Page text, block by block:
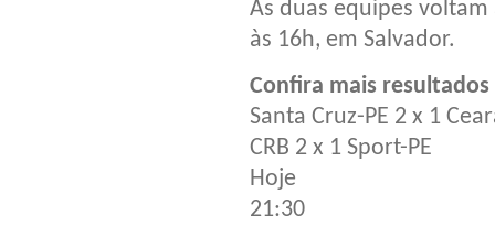
As duas equipes
às 16h, em Salvador.
Confira mais resultados
Santa Cruz-PE 2 x 1
CRB 2 x 1 Sport-PE
Hoje
21:30